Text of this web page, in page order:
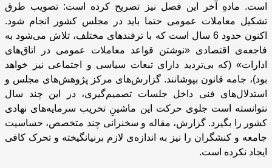
است. مادهِ آخر این فصل نیز تصریح کرده‌ است: تصویب طرق
تشکیل معاملات عمومی حتما باید در مجلس کشور انجام شود.
اکنون حدود 6 سال است که با ترفندهای مختلف، تلاش می‌شود به
فاجعه‌ی اقتصادی «نوشتن قواعد معاملات عمومی در اتاق‌های
ادارات» (که بی‌تردید دارای تبعات سیاسی و اجتماعی نیز خواهد
بود)، جامه‌ قانون بپوشانند. گزارش‌های مرکز پژوهش‌های مجلس و
استدلال‌های فنی داخل جلسات تصمیم‌‌گیری، در این چند سال
نتوانسته است جلوی حرکت این ماشینِ تخریب سرمایه‌های نهادی
کشور را بگیرد. گزارش، مقاله و سخنرانی چند متخصص، حساسیت
جامعه و کنشگران را نیز به اندازه‌ی لازم برنیانگیخته و تحرک کافی
ایجاد نکرده‌ است.